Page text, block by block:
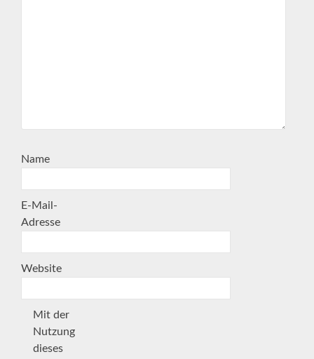
Name
E-Mail-
Adresse
Website
Mit der
Nutzung
dieses